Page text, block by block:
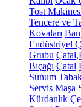
Tost
Tencere ve
Kovaları
Endüstriyel
Grubu
Bıçağı Çatal
Sunum
Servis Maşa
Kürdanlık